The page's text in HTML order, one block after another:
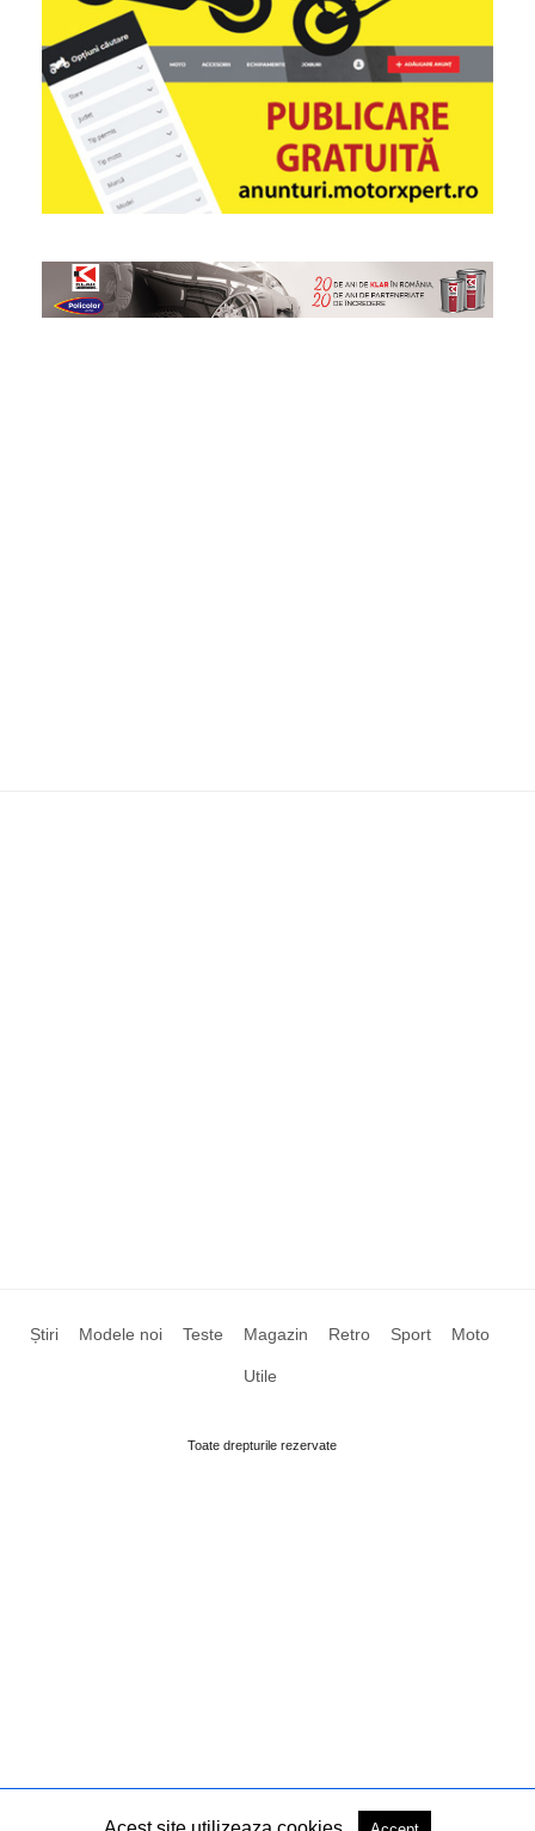
Știri Modele noi Teste Magazin Retro Sport Moto
Utile
Toate drepturile rezervate